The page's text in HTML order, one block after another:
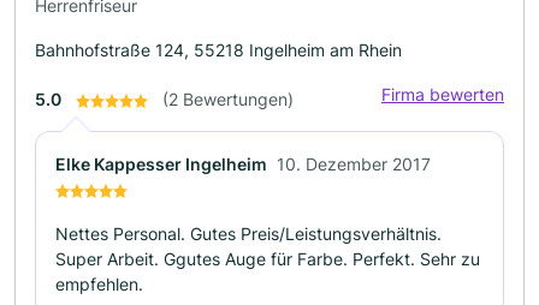
Herrenfriseur
Bahnhofstraße 124, 55218 Ingelheim am Rhein
5.0 (2 Bewertungen) Firma bewerten
Elke Kappesser Ingelheim 10. Dezember 2017
Nettes Personal. Gutes Preis/Leistungsverhältnis.
Super Arbeit. Ggutes Auge für Farbe. Perfekt. Sehr zu
empfehlen.